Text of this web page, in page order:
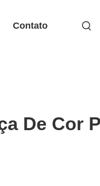
Contato
De Cor